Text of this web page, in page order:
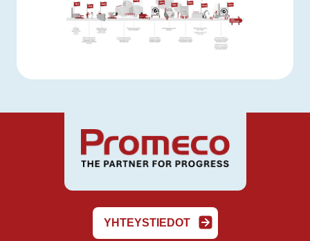
YHTEYSTIEDOT